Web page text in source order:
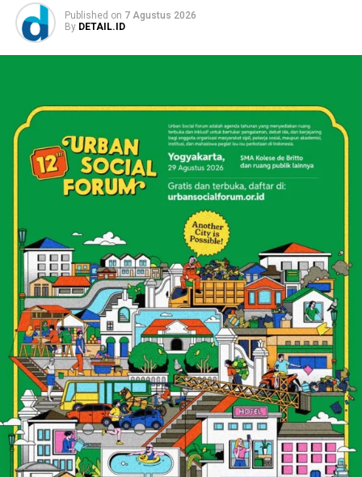
Published on 7 Agustus 2026
By DETAIL.ID